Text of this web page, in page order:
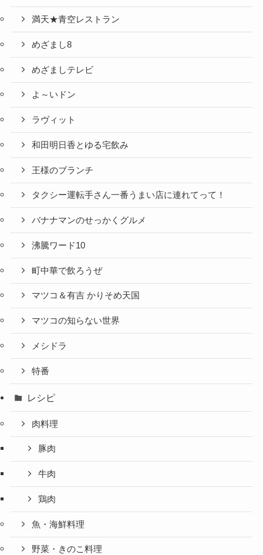
満天★青空レストラン
めざまし8
めざましテレビ
よ～いドン
ラヴィット
和田明日香とゆる宅飲み
王様のブランチ
タクシー運転手さん一番うまい店に連れてって！
バナナマンのせっかくグルメ
沸騰ワード10
町中華で飲ろうぜ
マツコ＆有吉 かりそめ天国
マツコの知らない世界
メシドラ
特番
レシピ
肉料理
豚肉
牛肉
鶏肉
魚・海鮮料理
野菜・きのこ料理